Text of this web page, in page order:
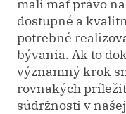
dostupné a
potrebné
bývania. Ak to
významný krok
rovnakých
súdržnosti v